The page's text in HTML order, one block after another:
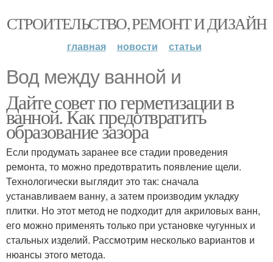
СТРОИТЕЛЬСТВО, РЕМОНТ И ДИЗАЙН
главная новости статьи
Вод между ванной и
Дайте совет по герметизации в
ванной. Как предотвратить
образование зазора
Если продумать заранее все стадии проведения
ремонта, то можно предотвратить появление щели.
Технологически выглядит это так: сначала
устанавливаем ванну, а затем производим укладку
плитки. Но этот метод не подходит для акриловых ванн,
его можно применять только при установке чугунных и
стальных изделий. Рассмотрим несколько вариантов и
нюансы этого метода.